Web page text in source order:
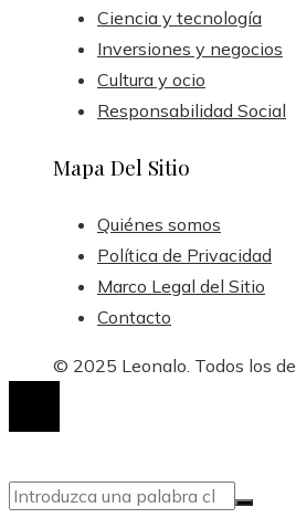
Ciencia y tecnología
Inversiones y negocios
Cultura y ocio
Responsabilidad Social
Mapa Del Sitio
Quiénes somos
Política de Privacidad
Marco Legal del Sitio
Contacto
© 2025 Leonalo. Todos los